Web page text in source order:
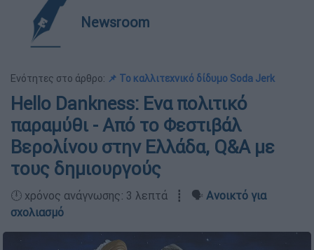
Newsroom
Ενότητες στο άρθρο: 📌 Το καλλιτεχνικό δίδυμο Soda Jerk
Hello Dankness: Eνα πολιτικό
παραμύθι - Από το Φεστιβάλ
Βερολίνου στην Ελλάδα, Q&A με
τους δημιουργούς
🕛 χρόνος ανάγνωσης: 3 λεπτά ┋ 🗣️ Ανοικτό για
σχολιασμό